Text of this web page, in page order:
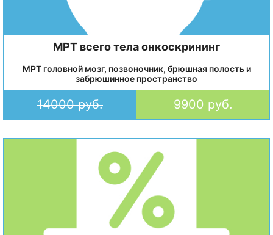
МРТ всего тела онкоскрининг
МРТ головной мозг, позвоночник, брюшная полость и
забрюшинное пространство
14000 руб. 9900 руб.